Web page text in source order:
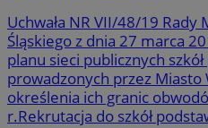
Uchwała NR VII/48/19 Rady
Śląskiego z dnia 27 marca
planu sieci publicznych
prowadzonych przez Miasto
określenia ich granic
r.Rekrutacja do szkół